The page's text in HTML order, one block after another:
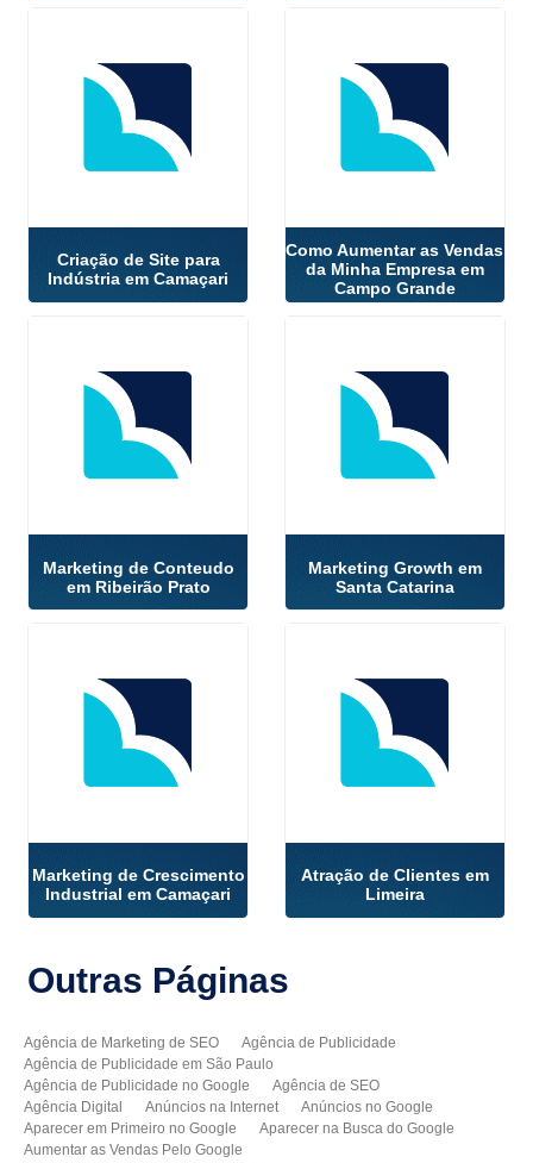
Criação de Site para
Indústria em Camaçari
Como Aumentar as Vendas
da Minha Empresa em
Campo Grande
Marketing de Conteudo
em Ribeirão Prato
Marketing Growth em
Santa Catarina
Marketing de Crescimento
Industrial em Camaçari
Atração de Clientes em
Limeira
Outras Páginas
Agência de Marketing de SEO
Agência de Publicidade
Agência de Publicidade em São Paulo
Agência de Publicidade no Google
Agência de SEO
Agência Digital
Anúncios na Internet
Anúncios no Google
Aparecer em Primeiro no Google
Aparecer na Busca do Google
Aumentar as Vendas Pelo Google